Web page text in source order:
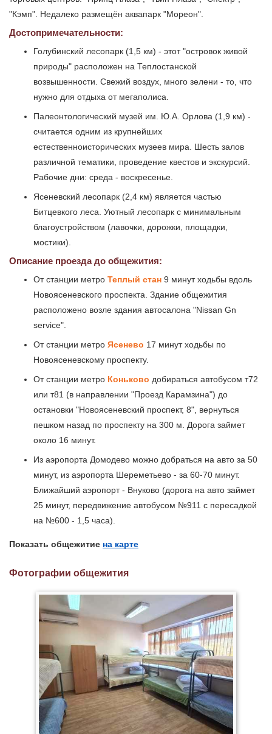
"Кэмп". Недалеко размещён аквапарк "Мореон".
Достопримечательности:
Голубинский лесопарк (1,5 км) - этот "островок живой
природы" расположен на Теплостанской
возвышенности. Свежий воздух, много зелени - то, что
нужно для отдыха от мегаполиса.
Палеонтологический музей им. Ю.А. Орлова (1,9 км) -
считается одним из крупнейших
естественноисторических музеев мира. Шесть залов
различной тематики, проведение квестов и экскурсий.
Рабочие дни: среда - воскресенье.
Ясеневский лесопарк (2,4 км) является частью
Битцевкого леса. Уютный лесопарк с минимальным
благоустройством (лавочки, дорожки, площадки,
мостики).
Описание проезда до общежития:
От станции метро Теплый стан 9 минут ходьбы вдоль
Новоясеневского проспекта. Здание общежития
расположено возле здания автосалона "Nissan Gn
service".
От станции метро Ясенево 17 минут ходьбы по
Новоясеневскому проспекту.
От станции метро Коньково добираться автобусом т72
или т81 (в направлении "Проезд Карамзина") до
остановки "Новоясеневский проспект, 8", вернуться
пешком назад по проспекту на 300 м. Дорога займет
около 16 минут.
Из аэропорта Домодево можно добраться на авто за 50
минут, из аэропорта Шереметьево - за 60-70 минут.
Ближайший аэропорт - Внуково (дорога на авто займет
25 минут, передвижение автобусом №911 с пересадкой
на №600 - 1,5 часа).
Показать общежитие на карте
Фотографии общежития